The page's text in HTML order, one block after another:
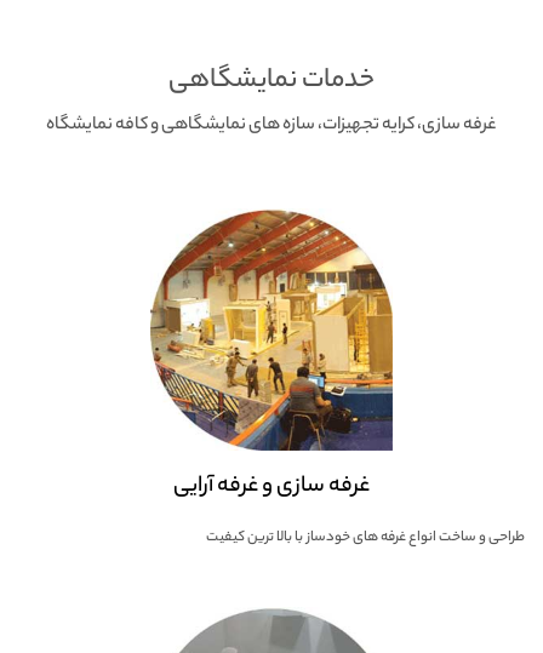
خدمات نمایشگاهی
غرفه سازی، کرایه تجهیزات، سازه های نمایشگاهی و کافه نمایشگاه
غرفه سازی و غرفه آرایی
طراحی و ساخت انواع غرفه های خودساز با بالا ترین کیفیت